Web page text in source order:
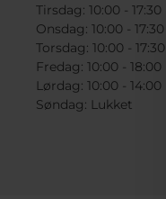
Tirsdag: 10:00 - 17:30
Onsdag: 10:00 - 17:30
Torsdag: 10:00 - 17:30
Fredag: 10:00 - 18:00
Lørdag: 10:00 - 14:00
Søndag: Lukket